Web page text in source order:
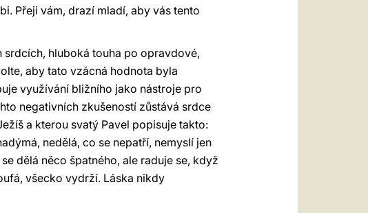
Přeji vám, drazí mladí, aby vás tento
hluboká touha po opravdové,
aby tato vzácná hodnota byla
využívání bližního jako nástroje pro
negativních zkušeností zůstává srdce
a kterou svatý Pavel popisuje takto:
nedělá, co se nepatří, nemyslí jen
dělá něco špatného, ale raduje se, když
všecko vydrží. Láska nikdy